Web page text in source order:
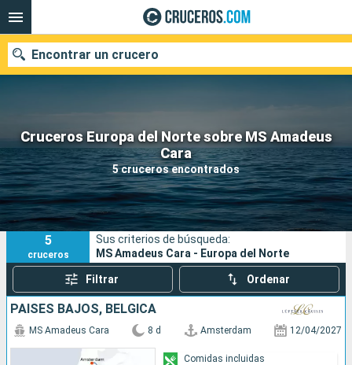
Cruceros Europa del Norte sobre MS Amadeus
Cara
5 cruceros encontrados
Encontrar un crucero
Nuestros destinos
Fecha de salida
Puertos Compañías
Buscar
5
cruceros
Sus criterios de búsqueda:
MS Amadeus Cara - Europa del Norte
Filtrar Ordenar
PAISES BAJOS, BÉLGICA
MS Amadeus Cara 8 d Amsterdam 12/04/2027
Comidas incluidas